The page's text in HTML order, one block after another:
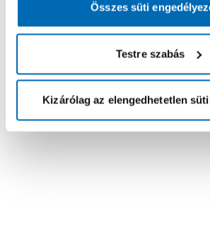
Összes süti
Testre szabás
Kizárólag az elengedhetetlen